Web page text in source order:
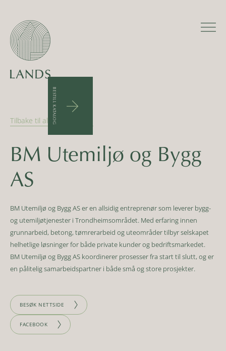
arrow_upward
BESTILL KATALOG
Tilbake til alle forhandlere
BM Utemiljø og Bygg
AS
BM Utemiljø og Bygg AS er en allsidig entreprenør som leverer bygg-
og utemiljøtjenester i Trondheimsområdet. Med erfaring innen
grunnarbeid, betong, tømrerarbeid og uteområder tilbyr selskapet
helhetlige løsninger for både private kunder og bedriftsmarkedet.
BM Utemiljø og Bygg AS koordinerer prosesser fra start til slutt, og er
en pålitelig samarbeidspartner i både små og store prosjekter.
BESØK NETTSIDE
FACEBOOK